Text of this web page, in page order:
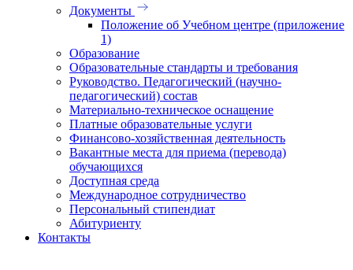
Документы
Положение об Учебном центре (приложение
1)
Образование
Образовательные стандарты и требования
Руководство. Педагогический (научно-
педагогический) состав
Материально-техническое оснащение
Платные образовательные услуги
Финансово-хозяйственная деятельность
Вакантные места для приема (перевода)
обучающихся
Доступная среда
Международное сотрудничество
Персональный стипендиат
Абитуриенту
Контакты